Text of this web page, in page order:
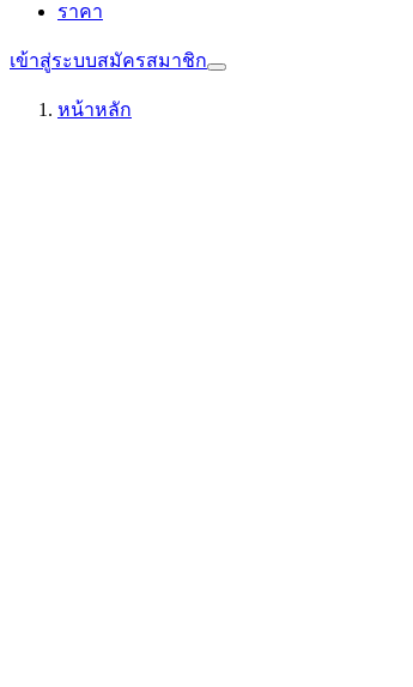
ราคา
เข้าสู่ระบบสมัครสมาชิก
หน้าหลัก